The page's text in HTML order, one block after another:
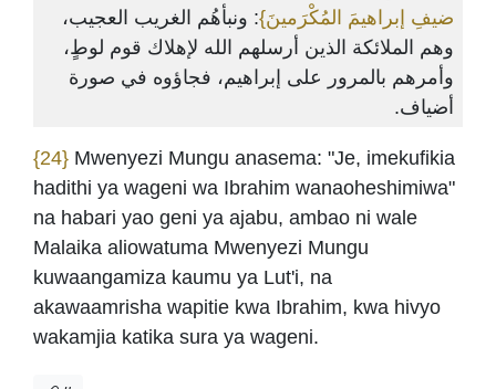
ضيفِ إبراهيمَ المُكْرَمينَ}: ونبأهُم الغريب العجيب،
وهم الملائكة الذين أرسلهم الله لإهلاك قوم لوطٍ،
وأمرهم بالمرور على إبراهيم، فجاؤوه في صورة
أضياف.
{24} Mwenyezi Mungu anasema: "Je, imekufikia
hadithi ya wageni wa Ibrahim wanaoheshimiwa"
na habari yao geni ya ajabu, ambao ni wale
Malaika aliowatuma Mwenyezi Mungu
kuwaangamiza kaumu ya Lut'i, na
akawaamrisha wapitie kwa Ibrahim, kwa hivyo
wakamjia katika sura ya wageni.